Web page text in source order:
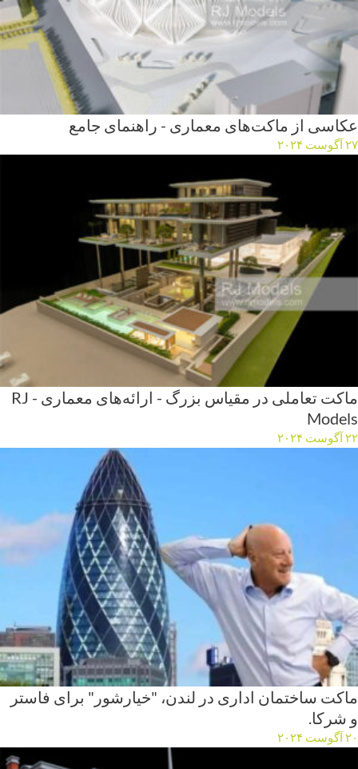
عکاسی از ماکت‌های معماری - راهنمای جامع
۲۷ آگوست ۲۰۲۴
ماکت تعاملی در مقیاس بزرگ - ارائه‌های معماری - RJ
Models
۲۲ آگوست ۲۰۲۴
ماکت ساختمان اداری در لندن، "خیارشور" برای فاستر
و شرکا.
۲۰ آگوست ۲۰۲۴